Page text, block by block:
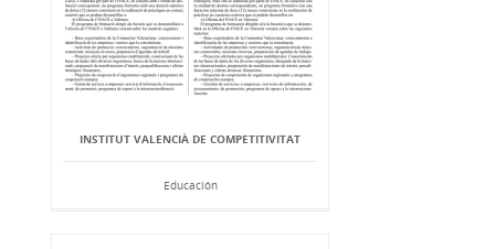
INSTITUT VALENCIÀ DE COMPETITIVITAT
Educación